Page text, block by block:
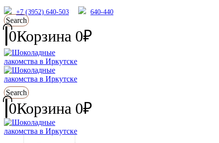
+7 (3952) 640-503 640-440
Search
0Корзина 0₽
Search
0Корзина 0₽